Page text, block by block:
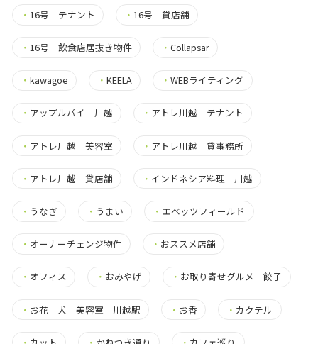
・ 16号 テナント ・16号 貸店舗
・ 16号 飲食店居抜き物件 ・Collapsar
・ kawagoe ・KEELA ・WEBライティング
・ アップルパイ 川越 ・ アトレ川越 テナント
・ アトレ川越 美容室 ・ アトレ川越 貸事務所
・ アトレ川越 貸店舗 ・ インドネシア料理 川越
・ うなぎ ・ うまい ・ エベッツフィールド
・ オーナーチェンジ物件 ・ おススメ店舗
・ オフィス ・ おみやげ ・ お取り寄せグルメ 餃子
・ お花 犬 美容室 川越駅 ・ お香 ・ カクテル